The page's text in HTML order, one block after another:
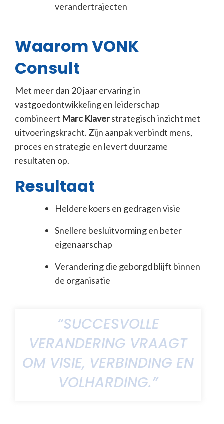
verandertrajecten
Waarom VONK
Consult
Met meer dan 20 jaar ervaring in
vastgoedontwikkeling en leiderschap
combineert Marc Klaverstrategisch inzicht met
uitvoeringskracht. Zijn aanpak verbindt mens,
proces en strategie en levert duurzame
resultaten op.
Resultaat
Heldere koers en gedragen visie
Snellere besluitvorming en beter
eigenaarschap
Verandering die geborgd blijft binnen
de organisatie
“SUCCESVOLLE
VERANDERING VRAAGT
OM VISIE, VERBINDING EN
VOLHARDING.”